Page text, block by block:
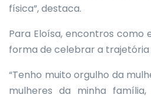
física”, destaca.
Para Eloísa, encontros como
forma de celebrar a trajetória
“Tenho muito orgulho da
mulheres da minha